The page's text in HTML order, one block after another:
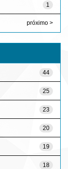
1
próximo >
44
25
23
20
19
18